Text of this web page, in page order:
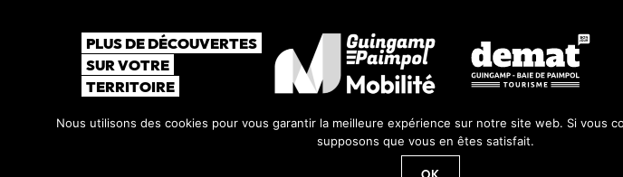
PLUS DE DÉCOUVERTES
SUR VOTRE
TERRITOIRE
© 2026-Guingamp-Paimpol
Nous utilisons des cookies pour vous garantir la meilleure expérience sur notre site web. Si vous
supposons que vous en êtes satisfait.
OK